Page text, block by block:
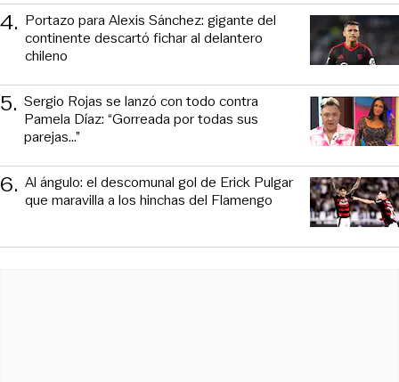
4. Portazo para Alexis Sánchez: gigante del
continente descartó fichar al delantero
chileno
5. Sergio Rojas se lanzó con todo contra
Pamela Díaz: “Gorreada por todas sus
parejas…”
6. Al ángulo: el descomunal gol de Erick Pulgar
que maravilla a los hinchas del Flamengo